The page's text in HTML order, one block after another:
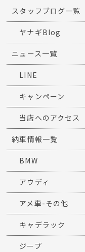
スタッフブログ一覧
ヤナギBlog
ニュース一覧
LINE
キャンペーン
当店へのアクセス
納車情報一覧
BMW
アウディ
アメ車-その他
キャデラック
ジープ